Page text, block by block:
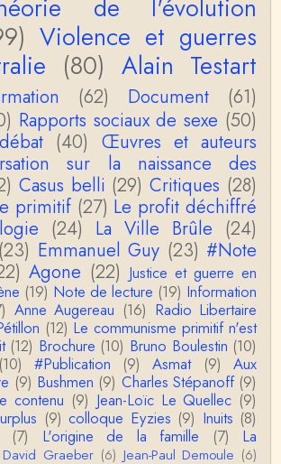
par BB ne fonctionne pas ( 6 ans aprè
mais j'ai la même impression que …
Darmangeat
donc celle en français, la quatrièm
chez La Découverte.Bonne lecture !
c'est quelle édition qui est la plus à jo
edition française ou celle…
de l’article de la Lutte de Classes “No
des femmes n’a pas toujours exi…
sera probablement récompens
que Snow apporte "de l'eau à votre m
Darmangeat
à vous pour Snow – qui m'a l'air d'être
une histoire qu'une et…
d'accord avec vous et quant à Leacock j
qu'un de ses ouvrages et il…
de l'évolution
Violence et guerres
(80) Alain Testart
(62) Document
(61)
Rapports sociaux de sexe (50)
(40) Œuvres et auteurs
sur la naissance des
Casus belli (29) Critiques (28)
primitif (27) Le profit déchiffré
(24) La Ville Brûle (24)
(23) Emmanuel Guy (23) #Note
Agone (22) Justice et guerre en
(19) Note de lecture (19) Information
Anne Augereau (16) Radio Libertaire
(12) Le communisme primitif n'est
(12) Brochure (10) Bruno Boulestin (10)
(10) #Publication (9) Asmat (9)
Aux
(9) Bushmen (9) Charles Stépanoff (9)
contenu (9) Jean-Loïc Le Quellec (9)
(9) colloque Eyzies (9) Inuits (8)
(7) L'origine de la famille (7)
La
David Graeber (6) Jean-Paul Demoule (6)